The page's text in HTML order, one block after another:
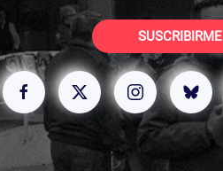
SUSCRIBIRME